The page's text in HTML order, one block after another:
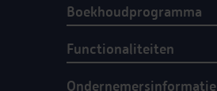
Boekhoudprogramma
Functionaliteiten
Ondernemersinformatie